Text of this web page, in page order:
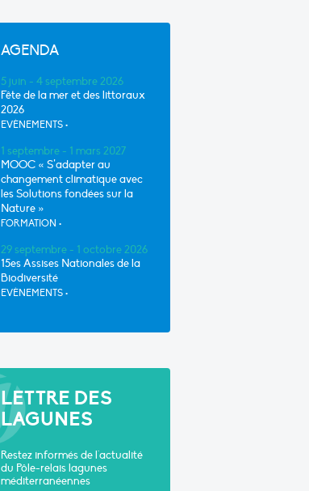
AGENDA
5 juin - 4 septembre 2026
Fête de la mer et des littoraux
2026
EVÈNEMENTS •
1 septembre - 1 mars 2027
MOOC « S’adapter au
changement climatique avec
les Solutions fondées sur la
Nature »
FORMATION •
29 septembre - 1 octobre 2026
15es Assises Nationales de la
Biodiversité
EVÈNEMENTS •
LETTRE DES
LAGUNES
Restez informés de l'actualité
du Pôle-relais lagunes
méditerranéennes